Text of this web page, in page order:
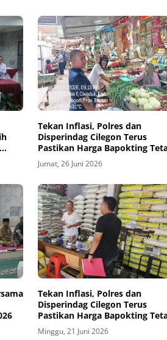
Tekan Inflasi, Polres dan
Disperindag Cilegon Terus
Pastikan Harga Bapokting
Stabil Di setiap Harinya.
Jumat, 26 Juni 2026
Tekan Inflasi, Polres dan
Disperindag Cilegon Terus
Pastikan Harga Bapokting
Stabil Di setiap Harinya.
Minggu, 21 Juni 2026